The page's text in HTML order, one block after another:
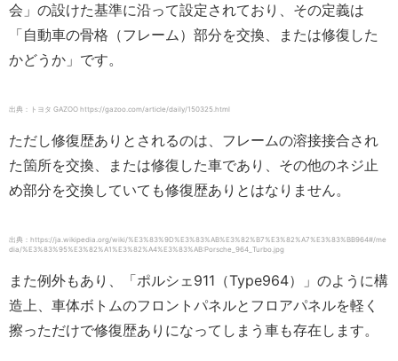
会」の設けた基準に沿って設定されており、その定義は
「自動車の骨格（フレーム）部分を交換、または修復した
かどうか」です。
出典：トヨタ GAZOO https://gazoo.com/article/daily/150325.html
ただし修復歴ありとされるのは、フレームの溶接接合され
た箇所を交換、または修復した車であり、その他のネジ止
め部分を交換していても修復歴ありとはなりません。
出典：https://ja.wikipedia.org/wiki/%E3%83%9D%E3%83%AB%E3%82%B7%E3%82%A7%E3%83%BB964#/me
dia/%E3%83%95%E3%82%A1%E3%82%A4%E3%83%AB:Porsche_964_Turbo.jpg
また例外もあり、「ポルシェ911（Type964）」のように構
造上、車体ボトムのフロントパネルとフロアパネルを軽く
擦っただけで修復歴ありになってしまう車も存在します。